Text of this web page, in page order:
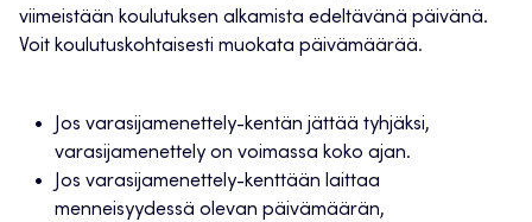
viimeistään koulutuksen alkamista edeltävänä päivänä.
Voit koulutuskohtaisesti muokata päivämäärää.
Jos varasijamenettely-kentän jättää tyhjäksi,
varasijamenettely on voimassa koko ajan.
Jos varasijamenettely-kenttään laittaa
menneisyydessä olevan päivämäärän,